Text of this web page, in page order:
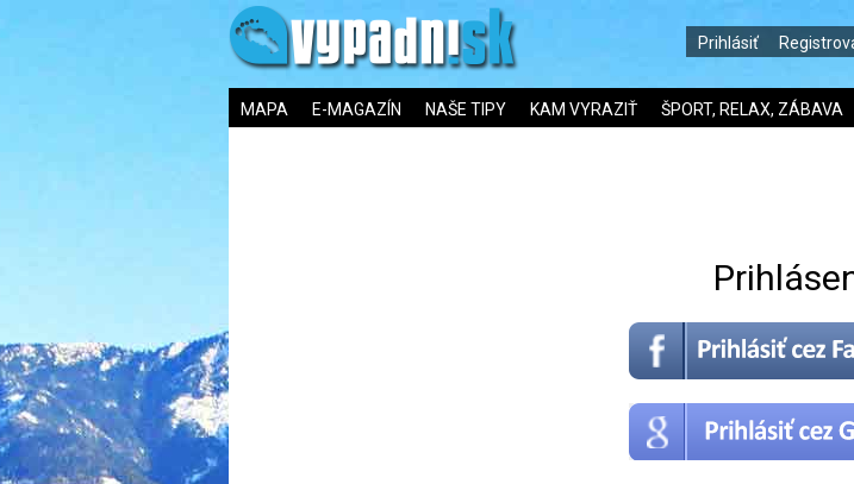
Prihlásiť
MAPA E-MAGAZÍN NAŠE TIPY KAM VYRAZIŤ ŠPORT, RELAX, ZÁBAVA